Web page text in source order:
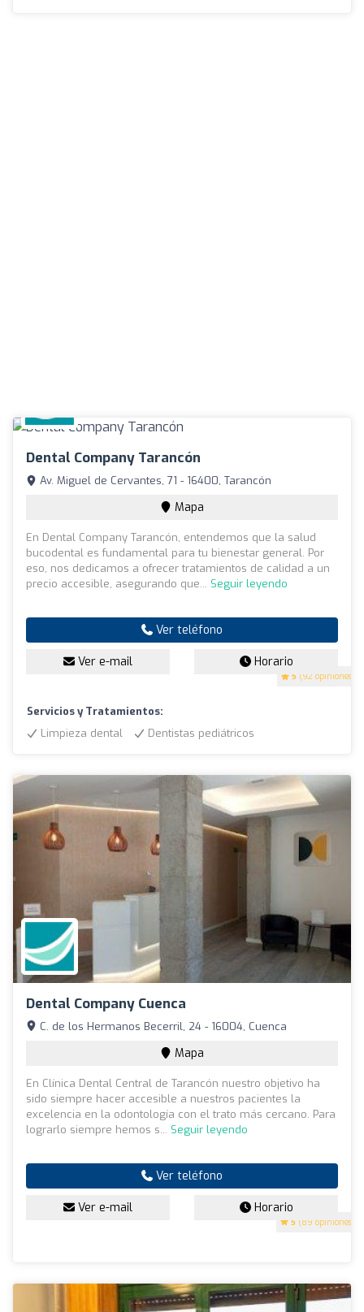
Dental Company Tarancón
5 (92 opiniones)
Av. Miguel de Cervantes, 71 - 16400, Tarancón
Mapa
En Dental Company Tarancón, entendemos que la salud
bucodental es fundamental para tu bienestar general. Por
eso, nos dedicamos a ofrecer tratamientos de calidad a un
precio accesible, asegurando que... Seguir leyendo
Ver teléfono
Ver e-mail Horario
Servicios y Tratamientos:
Limpieza dental
Dentistas pediátricos
Dental Company Cuenca
5 (89 opiniones)
C. de los Hermanos Becerril, 24 - 16004, Cuenca
Mapa
En Clínica Dental Central de Tarancón nuestro objetivo ha
sido siempre hacer accesible a nuestros pacientes la
excelencia en la odontología con el trato más cercano. Para
lograrlo siempre hemos s... Seguir leyendo
Ver teléfono
Ver e-mail Horario